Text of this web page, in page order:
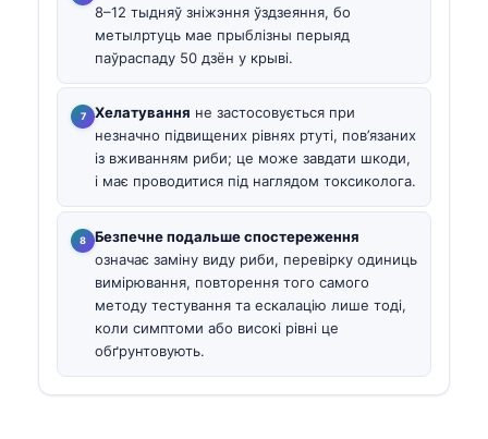
8–12 тыдняў зніжэння ўздзеяння, бо
метылртуць мае прыблізны перыяд
паўраспаду 50 дзён у крыві.
Хелатування не застосовується при
незначно підвищених рівнях ртуті, пов’язаних
із вживанням риби; це може завдати шкоди,
і має проводитися під наглядом токсиколога.
Безпечне подальше спостереження
означає заміну виду риби, перевірку одиниць
вимірювання, повторення того самого
методу тестування та ескалацію лише тоді,
коли симптоми або високі рівні це
обґрунтовують.